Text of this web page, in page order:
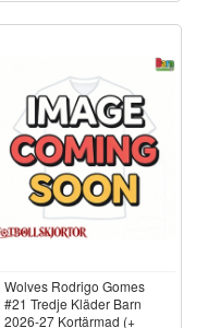
Wolves Rodrigo Gomes
#21 Tredje Kläder Barn
2026-27 Kortärmad (+